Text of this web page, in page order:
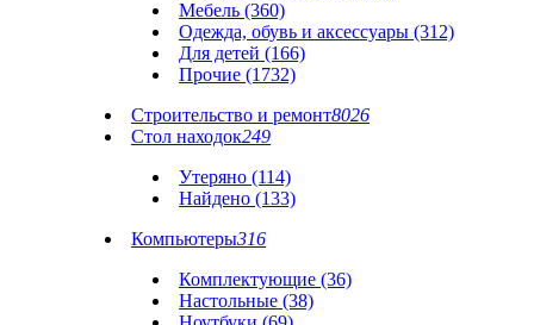
Мебель (360)
Одежда, обувь и аксессуары (312)
Для детей (166)
Прочие (1732)
Строительство и ремонт8026
Стол находок249
Утеряно (114)
Найдено (133)
Компьютеры316
Комплектующие (36)
Настольные (38)